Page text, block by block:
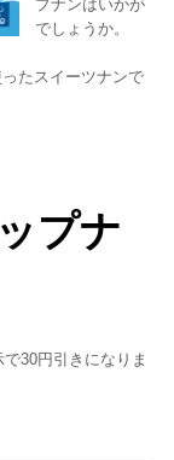
プナンはいかが
でしょうか。
たスイーツナンで
プナ
30円引きになりま